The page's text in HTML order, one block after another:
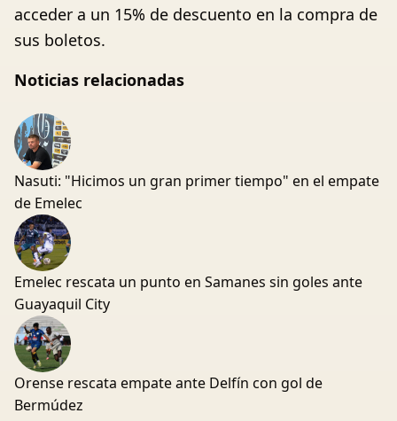
acceder a un 15% de descuento en la compra de
sus boletos.
Noticias relacionadas
Nasuti: "Hicimos un gran primer tiempo" en el empate
de Emelec
Emelec rescata un punto en Samanes sin goles ante
Guayaquil City
Orense rescata empate ante Delfín con gol de
Bermúdez